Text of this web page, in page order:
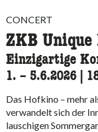
CONCERT
ZKB Unique
Einzigartige
1. – 5.6.2026
Das Hofkino – mehr
verwandelt sich der
lauschigen